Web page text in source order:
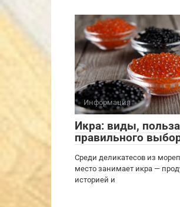
Информация
Икра: виды,
правильного
Среди деликатесов из
место занимает икра —
историей и